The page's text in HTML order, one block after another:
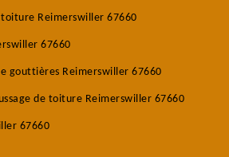
Reimerswiller 67660
67660
gouttières Reimerswiller 67660
de toiture Reimerswiller 67660
67660